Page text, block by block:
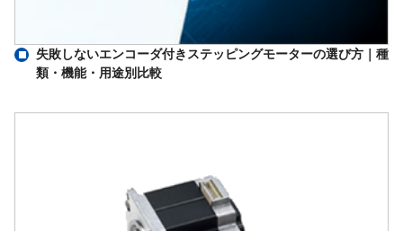
失敗しないエンコーダ付きステッピングモーターの選び方｜種
類・機能・用途別比較